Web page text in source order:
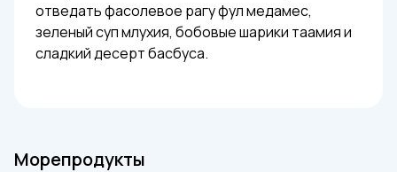
отведать фасолевое рагу фул медамес,
зеленый суп млухия, бобовые шарики таамия и
сладкий десерт басбуса.
Морепродукты